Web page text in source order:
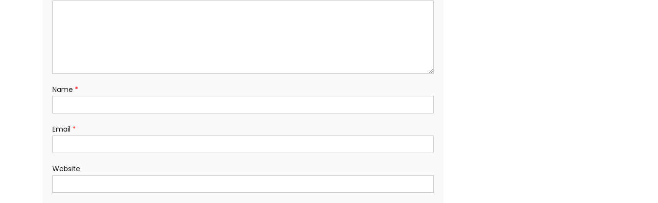
Name *
Email *
Website